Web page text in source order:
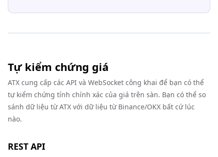
Tự kiểm chứng giá
ATX cung cấp các API và WebSocket công khai để bạn có thể
tự kiểm chứng tính chính xác của giá trên sàn. Bạn có thể so
sánh dữ liệu từ ATX với dữ liệu từ Binance/OKX bất cứ lúc
nào.
REST API